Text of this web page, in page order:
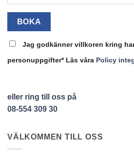
Jag godkänner villkoren kring
personuppgifter* Läs våra Policy
eller ring till oss på
08-554 309 30
VÄLKOMMEN TILL OSS